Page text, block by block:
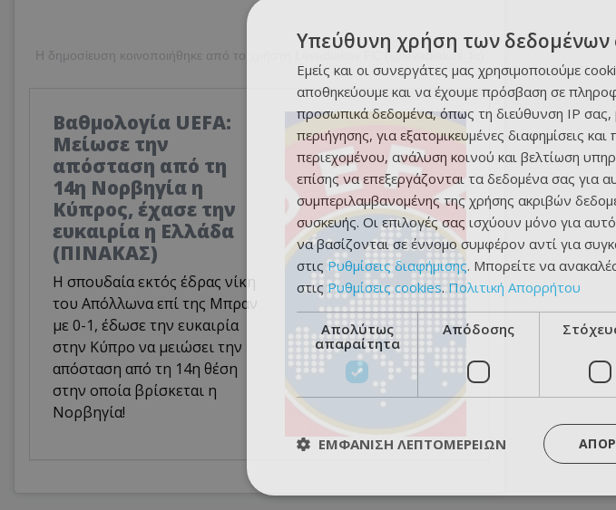
Η δημοσίευση κοινοποιήθηκε από το χρήστη Levadiakos FC (@levadiakos_fc)
Βαθμολογία UEFA:
Μείωσε την
απόσταση από τη
14η Νορβηγία η
Κύπρος, έχασε την
ευκαιρία η Ελλάδα
(ΠΙΝΑΚΑΣ)
Η σπουδαία εκτός έδρας νίκη
του Απόλλωνα επί της Μπραν
με 0-1, έδωσε την ευκαιρία
στην Κύπρο να μειώσει την
απόσταση από τη 14η θέση
στην οποία βρίσκεται η
Νορβηγία!
Υπεύθυνη χρήση των δεδομένων
Εμείς και οι συνεργάτες μας χρησιμοποιούμε
αποθηκεύουμε και να έχουμε πρόσβαση σε
προσωπικά δεδομένα, όπως τη διεύθυνση IP σας,
περιήγησης, για εξατομικευμένες διαφημίσεις
περιεχομένου, ανάλυση κοινού και βελτίωση
επίσης να επεξεργάζονται τα δεδομένα σας για
συμπεριλαμβανομένης της χρήσης ακριβών
συσκευής. Οι επιλογές σας ισχύουν μόνο για
να βασίζονται σε έννομο συμφέρον αντί για
στις Ρυθμίσεις διαφήμισης. Μπορείτε να
στις Ρυθμίσεις cookies. Πολιτική Απορρήτου
Απολύτως
απαραίτητα
Απόδοσης
ΕΜΦΆΝΙΣΗ ΛΕΠΤΟΜΕΡΕΙΏΝ